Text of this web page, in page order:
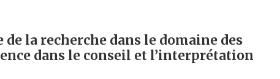
la recherche dans le domaine des
dans le conseil et l’interprétation